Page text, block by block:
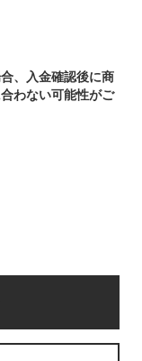
、入金確認後に商
わない可能性がご